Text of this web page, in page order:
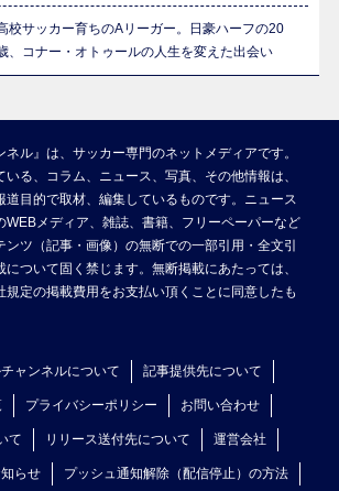
校サッカー育ちのAリーガー。日豪ハーフの20
、コナー・オトゥールの人生を変えた出会い
ネル』は、サッカー専門のネットメディアです。
る、コラム、ニュース、写真、その他情報は、
道目的で取材、編集しているものです。ニュース
WEBメディア、雑誌、書籍、フリーペーパーなど
ツ（記事・画像）の無断での一部引用・全文引
ついて固く禁じます。無断掲載にあたっては、
規定の掲載費用をお支払い頂くことに同意したも
ャンネルについて 記事提供先について
プライバシーポリシー お問い合わせ
て リリース送付先について 運営会社
らせ プッシュ通知解除（配信停止）の方法